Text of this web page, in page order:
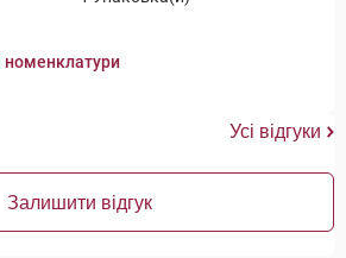
номенклатури
Усі відгуки
Залишити відгук